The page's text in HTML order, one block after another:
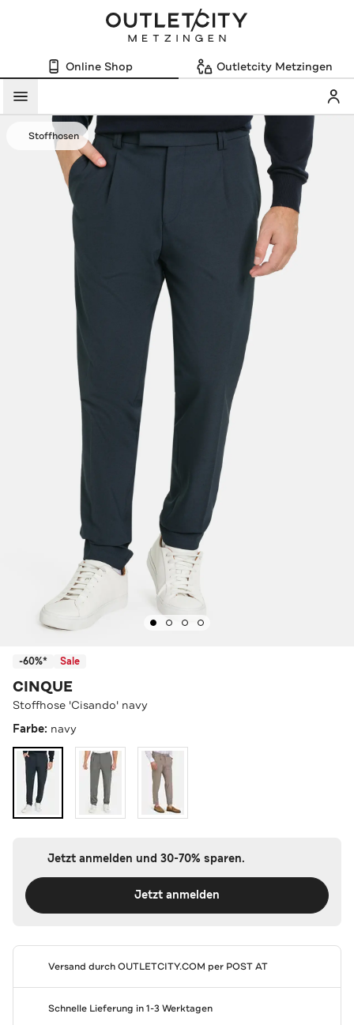
Online Shop Outletcity Metzingen
Menü
Stoffhosen
-60%* Sale
CINQUE
Stoffhose 'Cisando' navy
Farbe: navy
Jetzt anmelden und 30-70% sparen.
Jetzt anmelden
Versand durchOUTLETCITY.COM per POST AT
Schnelle Lieferung in 1-3 Werktagen